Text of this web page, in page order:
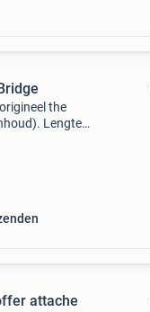
the
Lengte
attache